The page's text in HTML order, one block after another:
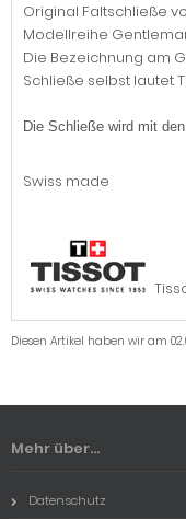
Original Faltschließe
Modellreihe
Die Bezeichnung am
Schließe selbst lautet
Die Schließe wird mit
Swiss made
Diesen Artikel haben wir am
Mehr über...
Datenschutz